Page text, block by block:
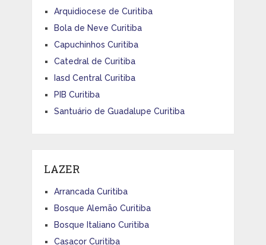
Arquidiocese de Curitiba
Bola de Neve Curitiba
Capuchinhos Curitiba
Catedral de Curitiba
Iasd Central Curitiba
PIB Curitiba
Santuário de Guadalupe Curitiba
LAZER
Arrancada Curitiba
Bosque Alemão Curitiba
Bosque Italiano Curitiba
Casacor Curitiba